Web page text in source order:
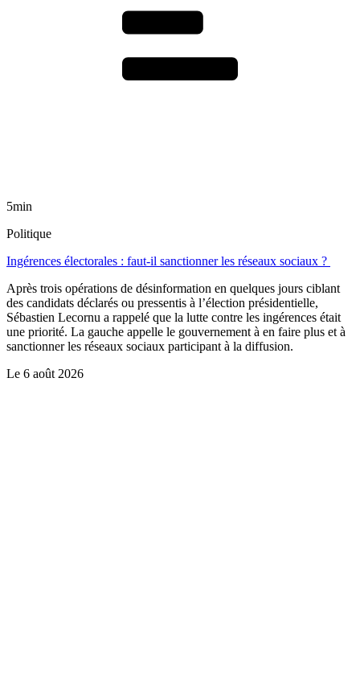
5min
Politique
Ingérences électorales : faut-il sanctionner les réseaux sociaux ?
Après trois opérations de désinformation en quelques jours ciblant
des candidats déclarés ou pressentis à l’élection présidentielle,
Sébastien Lecornu a rappelé que la lutte contre les ingérences était
une priorité. La gauche appelle le gouvernement à en faire plus et à
sanctionner les réseaux sociaux participant à la diffusion.
Le 6 août 2026